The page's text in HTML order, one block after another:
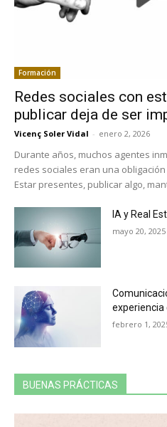
Formación
Redes sociales con
publicar deja de ser
Vicenç Soler Vidal - enero 2, 2026
Durante años, muchos agentes
redes sociales eran una
Estar presentes, publicar algo,
IA y Real
mayo 20, 2025
febrero 1,
BUENAS PRÁCTICAS